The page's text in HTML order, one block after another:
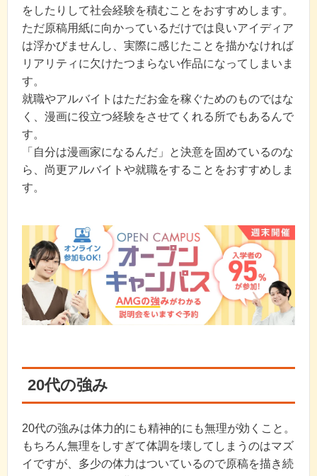
をしたりして社会経験を積むことをおすすめします。
ただ原稿用紙に向かっているだけでは良いアイディア
は浮かびませんし、実際に感じたことを描かなければ
リアリティに欠けたつまらない作品になってしまいま
す。
就職やアルバイトはただお金を稼ぐためのものではな
く、漫画に役立つ経験をさせてくれる所でもあるんで
す。
「自分は漫画家になるんだ」と決意を固めているのな
ら、尚更アルバイトや就職をすることをおすすめしま
す。
20代の強み
20代の強みは体力的にも精神的にも無理が効くこと。
もちろん無理をしすぎて体調を壊してしまうのはマズ
イですが、多少の体力はついているので原稿を描き続